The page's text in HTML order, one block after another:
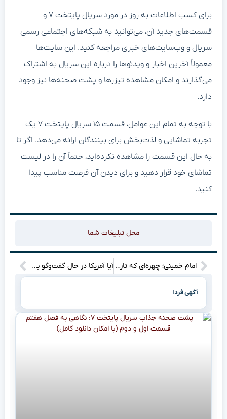
برای کسب اطلاعات به روز در مورد سریال پایتخت ۷ و
قسمت‌های جدید آن، می‌توانید به شبکه‌های اجتماعی رسمی
سریال و وب‌سایت‌های خبری مراجعه کنید. این سایت‌ها
معمولاً آخرین اخبار و ویدئوها را درباره این سریال به اشتراک
می‌گذارند و امکان مشاهده تیزرها و پشت صحنه‌ها نیز وجود
دارد.
با توجه به تمام این عوامل، قسمت ۱۵ سریال پایتخت ۷ یک
تجربه تماشایی و لذت‌بخش برای بینندگان ارائه می‌دهد. اگر تا
به حال این قسمت را مشاهده نکرده‌اید، حتماً آن را در لیست
تماشای خود قرار دهید و برای دیدن آن فرصت مناسب پیدا
کنید.
محل تبلیغات شما
امام خمینی؛ چهره‌ای که تاریخ را تغییر داد آیا آمریکا در حال گفت‌وگو با حماس است؟ جزییات این مذاکرات چه اهمیتی دارد؟
آگهی فردا